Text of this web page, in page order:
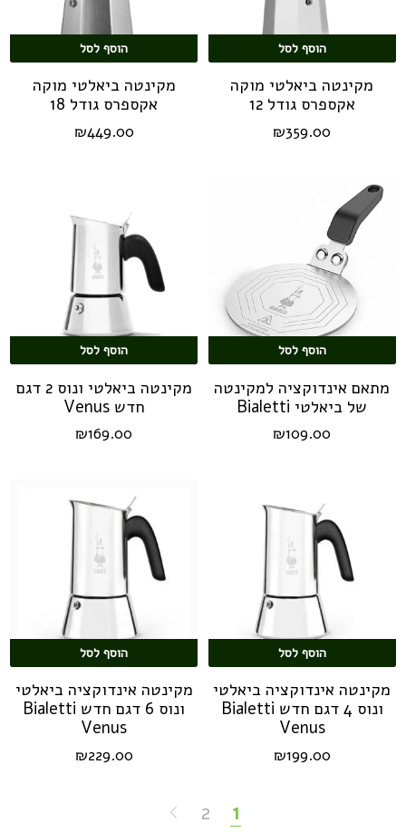
הוסף לסל
מקינטה ביאלטי מוקה
אקספרס גודל 12
₪359.00
הוסף לסל
מקינטה ביאלטי מוקה
אקספרס גודל 18
₪449.00
הוסף לסל
מתאם אינדוקציה למקינטה
של ביאלטי Bialetti
₪109.00
הוסף לסל
מקינטה ביאלטי ונוס 2 דגם
חדש Venus
₪169.00
הוסף לסל
מקינטה אינדוקציה ביאלטי
ונוס 4 דגם חדש Bialetti
Venus
₪199.00
הוסף לסל
מקינטה אינדוקציה ביאלטי
ונוס 6 דגם חדש Bialetti
Venus
₪229.00
1
2